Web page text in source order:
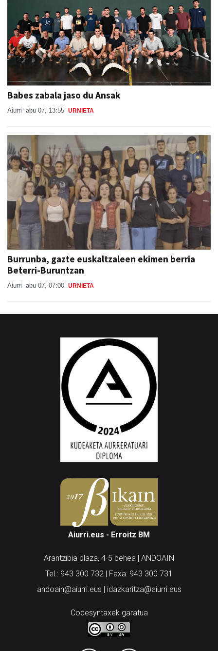
Babes zabala jaso du Ansak
Aiurri abu 07, 13:55 URNIETA
Burrunba, gazte euskaltzaleen ekimen berria
Beterri-Buruntzan
Aiurri abu 07, 07:00 URNIETA
Aiurri.eus - Erroitz BM
Arantzibia plaza, 4-5 behea | ANDOAIN
Tel.: 943 300 732 | Faxa: 943 300 731
andoain@aiurri.eus | idazkaritza@aiurri.eus
Codesyntaxek garatua